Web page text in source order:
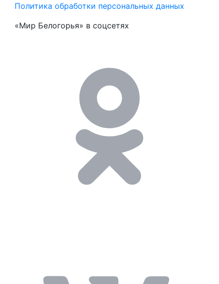
Политика обработки персональных данных
«Мир Белогорья» в соцсетях